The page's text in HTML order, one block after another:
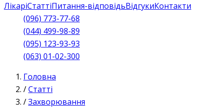
ЛікаріСтаттіПитання-відповідьВідгукиКонтакти
(096) 773-77-68
(044) 499-98-89
(095) 123-93-93
(063) 01-02-300
Головна
/Статті
/Захворювання